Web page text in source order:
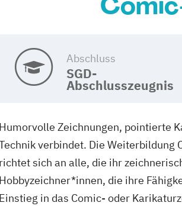
Abschluss
SGD-
Abschlusszeugnis
Humorvolle Zeichnungen, pointierte
verbindet. Die Weiterbildung
richtet sich an alle, die ihr
Hobbyzeichner*innen, die ihre
Einstieg in das Comic- oder